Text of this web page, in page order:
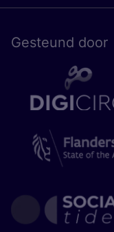
Gesteund door